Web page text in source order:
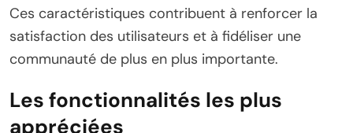
Ces caractéristiques contribuent à renforcer la
satisfaction des utilisateurs et à fidéliser une
communauté de plus en plus importante.
Les fonctionnalités les plus
appréciées